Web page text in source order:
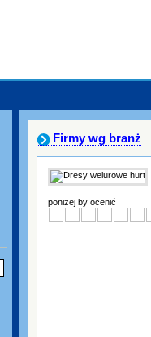
Firmy wg branż
poniżej by ocenić